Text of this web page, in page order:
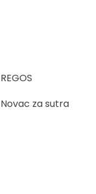
REGOS
Novac za sutra